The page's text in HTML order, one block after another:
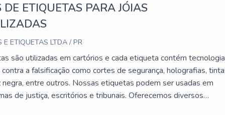
DESACOPLADOR DE ETIQUETA
DESACOPLADOR DE ETIQUETA RÍGIDA?
segurança de produtos em pontos de venda, garantindo que
DE ETIQUETAS PARA JÓIAS
E ETIQUETAS LTDA / PR
são utilizadas em cartórios e cada etiqueta contém
a falsificação como cortes de segurança, holografias,
Nossas etiquetas podem ser usadas em
de justiça, escritórios e tribunais. Oferecemos diversos